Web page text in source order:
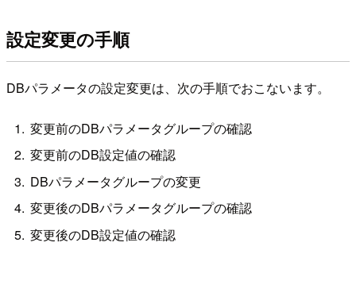
設定変更の手順
DBパラメータの設定変更は、次の手順でおこないます。
変更前のDBパラメータグループの確認
変更前のDB設定値の確認
DBパラメータグループの変更
変更後のDBパラメータグループの確認
変更後のDB設定値の確認